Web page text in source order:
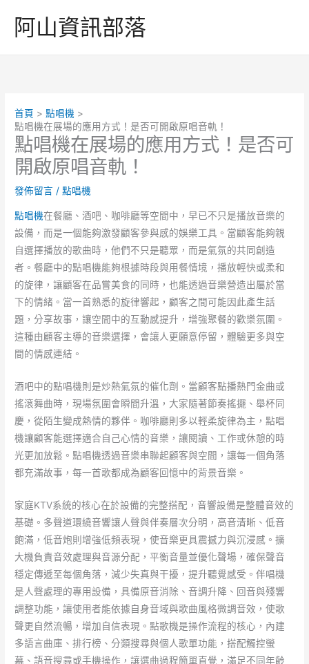
阿山資訊部落
首頁
點唱機
點唱機在展場的應用方式！是否可開啟原唱音軌！
點唱機在展場的應用方式！是否可
開啟原唱音軌！
發佈留言 /點唱機
點唱機在餐廳、酒吧、咖啡廳等空間中，早已不只是播放音樂的
設備，而是一個能夠激發顧客參與感的娛樂工具。當顧客能夠親
自選擇播放的歌曲時，他們不只是聽眾，而是氣氛的共同創造
者。餐廳中的點唱機能夠根據時段與用餐情境，播放輕快或柔和
的旋律，讓顧客在品嘗美食的同時，也能透過音樂營造出屬於當
下的情緒。當一首熟悉的旋律響起，顧客之間可能因此產生話
題，分享故事，讓空間中的互動感提升，增強聚餐的歡樂氛圍。
這種由顧客主導的音樂選擇，會讓人更願意停留，體驗更多與空
間的情感連結。
酒吧中的點唱機則是炒熱氣氛的催化劑。當顧客點播熱門金曲或
搖滾舞曲時，現場氛圍會瞬間升溫，大家隨著節奏搖擺、舉杯同
慶，從陌生變成熱情的夥伴。咖啡廳則多以輕柔旋律為主，點唱
機讓顧客能選擇適合自己心情的音樂，讓閱讀、工作或休憩的時
光更加放鬆。點唱機透過音樂串聯起顧客與空間，讓每一個角落
都充滿故事，每一首歌都成為顧客回憶中的背景音樂。
家庭KTV系統的核心在於設備的完整搭配，音響設備是整體音效的
基礎。多聲道環繞音響讓人聲與伴奏層次分明，高音清晰、低音
飽滿，低音炮則增強低頻表現，使音樂更具震撼力與沉浸感。擴
大機負責音效處理與音源分配，平衡音量並優化聲場，確保聲音
穩定傳遞至每個角落，減少失真與干擾，提升聽覺感受。伴唱機
是人聲處理的專用設備，具備原音消除、音調升降、回音與殘響
調整功能，讓使用者能依據自身音域與歌曲風格微調音效，使歌
聲更自然流暢，增加自信表現。點歌機是操作流程的核心，內建
多語言曲庫、排行榜、分類搜尋與個人歌單功能，搭配觸控螢
幕、語音搜尋或手機操作，讓選曲過程簡單直覺，滿足不同年齡